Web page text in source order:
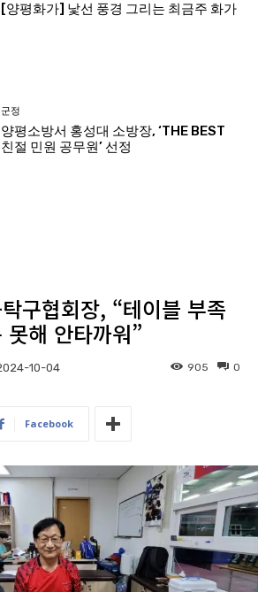
[양평화가] 낯선 풍경 그리는 최금주 화가
군정
양평소방서 홍성대 소방장, ‘THE BEST
친절 민원 공무원’ 선정